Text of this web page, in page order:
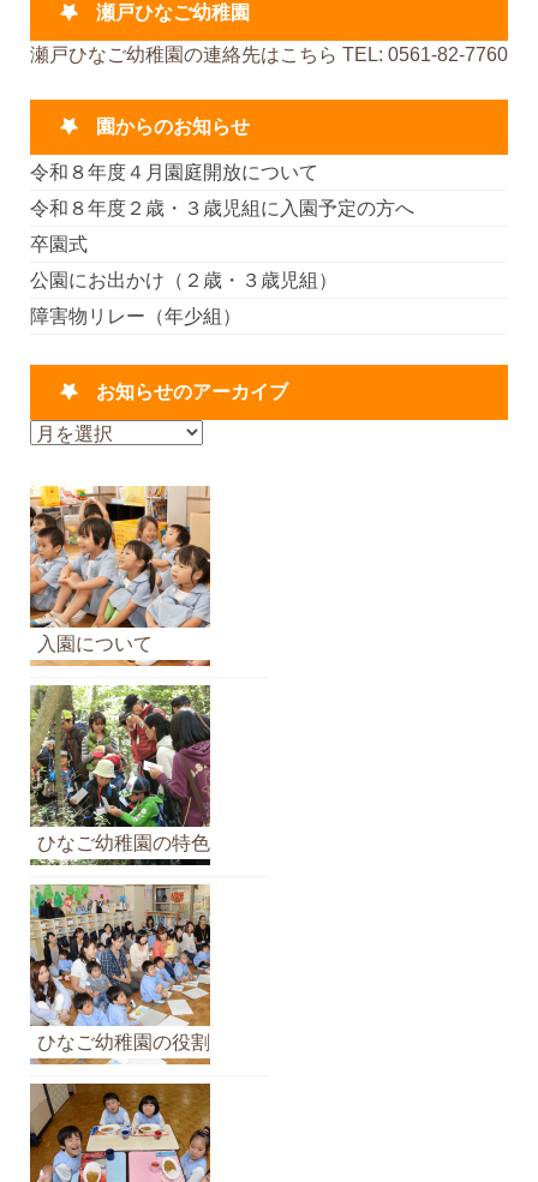
瀬戸ひなご幼稚園
瀬戸ひなご幼稚園の連絡先はこちら TEL: 0561-82-7760
園からのお知らせ
令和８年度４月園庭開放について
令和８年度２歳・３歳児組に入園予定の方へ
卒園式
公園にお出かけ（２歳・３歳児組）
障害物リレー（年少組）
お知らせのアーカイブ
お
ら
せ
の
ア
ー
カ
イ
ブ
入園について
ひなご幼稚園の特色
ひなご幼稚園の役割